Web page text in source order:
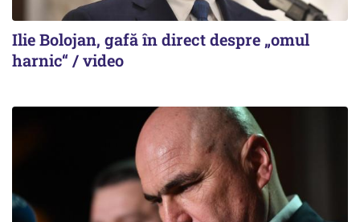
Ilie Bolojan, gafă în direct despre „omul
harnic“ / video